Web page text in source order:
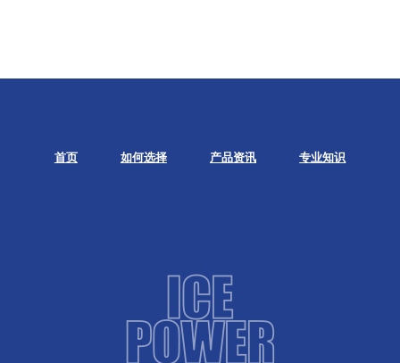
首页 如何选择 产品资讯 专业知识